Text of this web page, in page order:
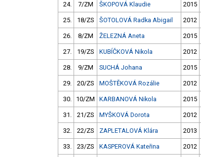
24. 7/ZM ŠKOPOVÁ Klaudie 2015
25. 18/ZS ŠOTOLOVÁ Radka Abigail 2012
26. 8/ZM ŽELEZNÁ Aneta 2015
27. 19/ZS KUBÍČKOVÁ Nikola 2012
28. 9/ZM SUCHÁ Johana 2015
29. 20/ZS MOŠTĚKOVÁ Rozálie 2012
30. 10/ZM KARBANOVÁ Nikola 2015
31. 21/ZS MYŠKOVÁ Dorota 2012
32. 22/ZS ZAPLETALOVÁ Klára 2013
33. 23/ZS KASPEROVÁ Kateřina 2012